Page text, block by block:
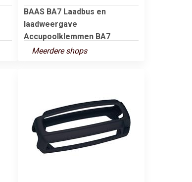
BAAS BA7 Laadbus en
laadweergave
Accupoolklemmen BA7
Meerdere shops